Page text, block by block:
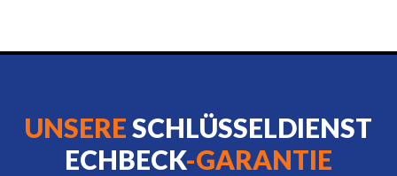
UNSERESCHLÜSSELDIENST
ECHBECK-GARANTIE